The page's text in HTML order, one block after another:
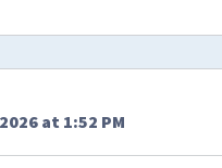
at 1:52 PM